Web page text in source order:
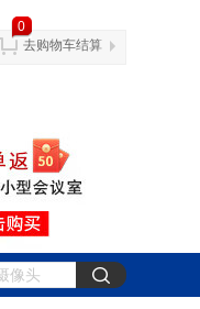
0
去购物车结算